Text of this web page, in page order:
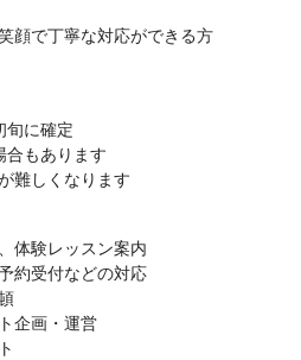
顔で丁寧な対応ができる方
初旬に確定
もあります
難しくなります
体験レッスン案内
約受付などの対応
企画・運営